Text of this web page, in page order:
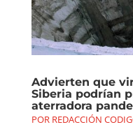
Advierten que
Siberia podrían
aterradora
POR REDACCIÓN